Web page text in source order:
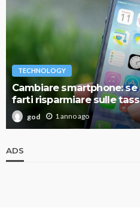
TECHNOLOGY
Cambiare smartphone:
farti risparmiare sulle
god 1 anno ago
ADS